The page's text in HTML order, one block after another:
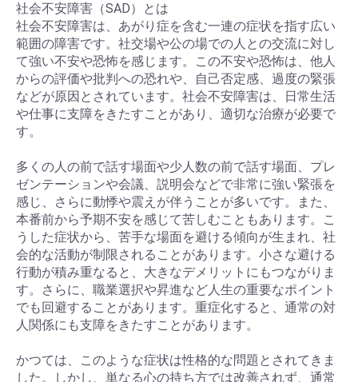
社会不安障害（SAD）とは
社会不安障害は、あがり症を含む一連の症状を指す広い
範囲の障害です。社交場や公の場での人との交流に対し
て強い不安や恐怖を感じます。この不安や恐怖は、他人
からの評価や批判への恐れや、自己否定感、過度の緊張
などが原因とされています。社会不安障害は、日常生活
や仕事に支障をきたすことがあり、適切な治療が必要で
す。
多くの人の前で話す場面や少人数の前で話す場面、プレ
ゼンテーションや会議、説明会などで非常に強い緊張を
感じ、さらに動悸や震えが伴うことが多いです。また、
本番前から予期不安を感じて苦しむこともあります。こ
うした症状から、苦手な場面を避ける傾向が生まれ、社
会的な活動が制限されることがあります。小さな避ける
行動が積み重なると、大きなデメリットにもつながりま
す。さらに、職業選択や昇進など人生の重要なポイント
でも回避することがあります。重症化すると、通常の対
人関係にも支障をきたすことがあります。
かつては、このような症状は性格的な問題とされてきま
した。しかし、単なる心の持ち方では改善されず、通常